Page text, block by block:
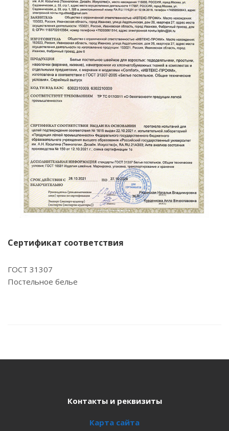
Сертификат соответствия
ГОСТ 31307
Постельное белье
Контакты и реквизиты
Карта сайта